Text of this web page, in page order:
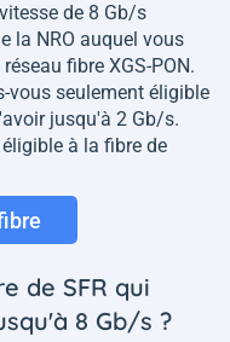
de 8 Gb/s
la NRO auquel vous
fibre XGS-PON.
vous seulement éligible
jusqu'à 2 Gb/s.
à la fibre de
de SFR qui
8 Gb/s ?